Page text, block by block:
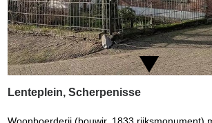
Lenteplein, Scherpenisse